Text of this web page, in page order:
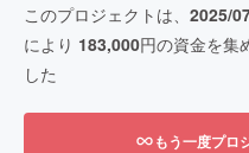
このプロジェクトは、 2025/
により 183,000円の資金を集
した
もう一度プロ